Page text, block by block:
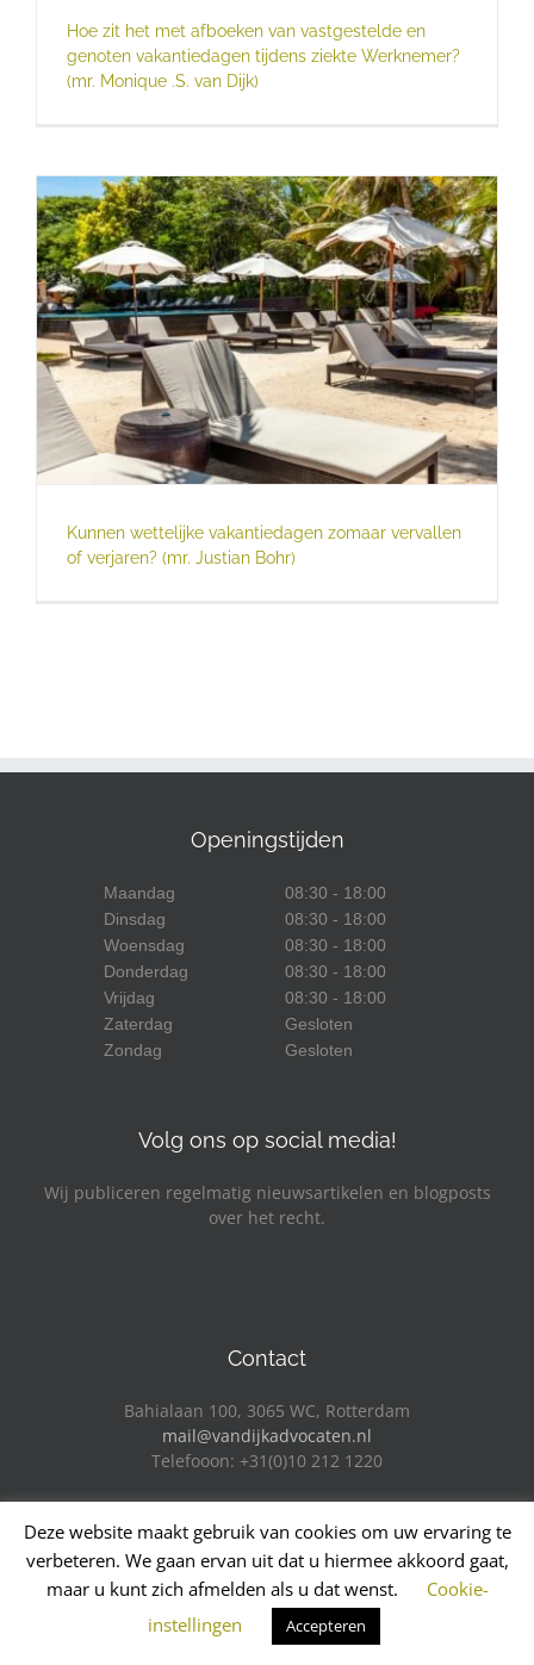
Hoe zit het met afboeken van vastgestelde en
genoten vakantiedagen tijdens ziekte Werknemer?
(mr. Monique .S. van Dijk)
Kunnen wettelijke vakantiedagen zomaar vervallen
of verjaren? (mr. Justian Bohr)
Openingstijden
Maandag
08:30 - 18:00
Dinsdag
08:30 - 18:00
Woensdag
08:30 - 18:00
Donderdag
08:30 - 18:00
Vrijdag
08:30 - 18:00
Zaterdag
Gesloten
Zondag
Gesloten
Volg ons op social media!
Wij publiceren regelmatig nieuwsartikelen en blogposts
over het recht.
Contact
Bahialaan 100, 3065 WC, Rotterdam
mail@vandijkadvocaten.nl
Telefooon: +31(0)10 212 1220
Copyright VANDIJK advocaten - Alle rechten voorbehouden -
Fotografie door Julia van der Hoeven
Deze website maakt gebruik van cookies om uw ervaring te
verbeteren. We gaan ervan uit dat u hiermee akkoord gaat,
maar u kunt zich afmelden als u dat wenst.
Cookie-
instellingen
Accepteren